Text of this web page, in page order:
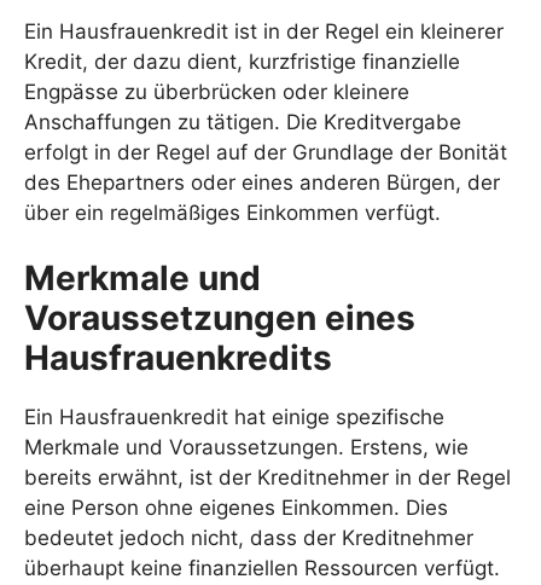
Ein Hausfrauenkredit ist in der Regel ein kleinerer
Kredit, der dazu dient, kurzfristige finanzielle
Engpässe zu überbrücken oder kleinere
Anschaffungen zu tätigen. Die Kreditvergabe
erfolgt in der Regel auf der Grundlage der Bonität
des Ehepartners oder eines anderen Bürgen, der
über ein regelmäßiges Einkommen verfügt.
Merkmale und
Voraussetzungen eines
Hausfrauenkredits
Ein Hausfrauenkredit hat einige spezifische
Merkmale und Voraussetzungen. Erstens, wie
bereits erwähnt, ist der Kreditnehmer in der Regel
eine Person ohne eigenes Einkommen. Dies
bedeutet jedoch nicht, dass der Kreditnehmer
überhaupt keine finanziellen Ressourcen verfügt.